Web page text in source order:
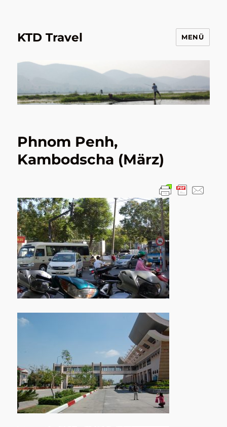
KTD Travel MENÜ
Phnom Penh,
Kambodscha (März)